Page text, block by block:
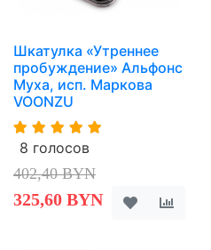
Шкатулка «Утреннее
пробуждение» Альфонс
Муха, исп. Маркова
VOONZU
8 голосов
402,40 BYN
325,60 BYN